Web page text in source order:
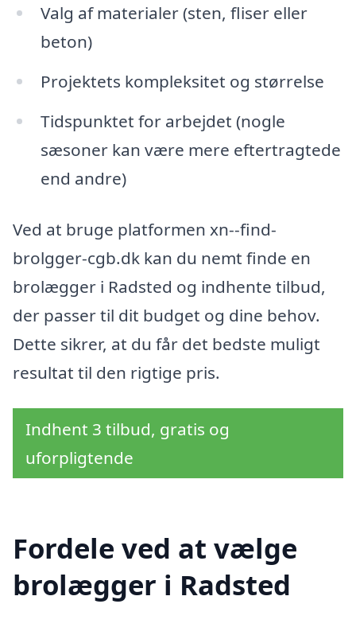
Valg af materialer (sten, fliser eller
beton)
Projektets kompleksitet og størrelse
Tidspunktet for arbejdet (nogle
sæsoner kan være mere eftertragtede
end andre)
Ved at bruge platformen xn--find-
brolgger-cgb.dk kan du nemt finde en
brolægger i Radsted og indhente tilbud,
der passer til dit budget og dine behov.
Dette sikrer, at du får det bedste muligt
resultat til den rigtige pris.
Indhent 3 tilbud, gratis og
uforpligtende
Fordele ved at vælge
brolægger i Radsted